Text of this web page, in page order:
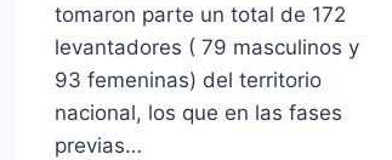
tomaron parte un total de 172
levantadores ( 79 masculinos y
93 femeninas) del territorio
nacional, los que en las fases
previas…